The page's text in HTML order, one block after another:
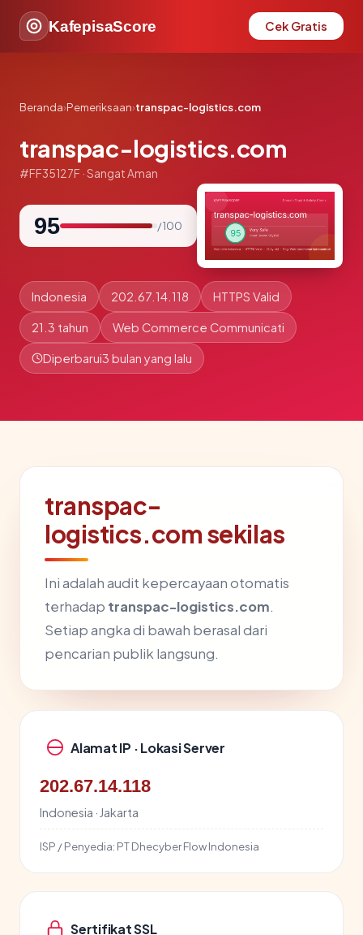
KafepisaScore Cek Gratis
Beranda›Pemeriksaan›transpac-logistics.com
transpac-logistics.com
#FF35127F · Sangat Aman
95 / 100
Indonesia 202.67.14.118 HTTPS Valid
21.3 tahun Web Commerce Communicati
Diperbarui3 bulan yang lalu
transpac-
logistics.com sekilas
Ini adalah audit kepercayaan otomatis
terhadap transpac-logistics.com.
Setiap angka di bawah berasal dari
pencarian publik langsung.
Alamat IP · Lokasi Server
202.67.14.118
Indonesia · Jakarta
ISP / Penyedia: PT Dhecyber Flow Indonesia
Sertifikat SSL